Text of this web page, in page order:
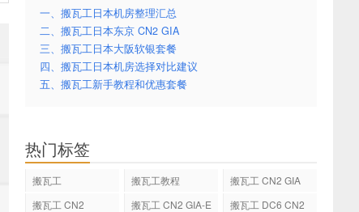
一、搬瓦工日本机房整理汇总
二、搬瓦工日本东京 CN2 GIA
三、搬瓦工日本大阪软银套餐
四、搬瓦工日本机房选择对比建议
五、搬瓦工新手教程和优惠套餐
热门标签
搬瓦工 搬瓦工教程
搬瓦工 CN2 GIA
搬瓦工 CN2
搬瓦工 CN2 GIA-E
搬瓦工 DC6 CN2